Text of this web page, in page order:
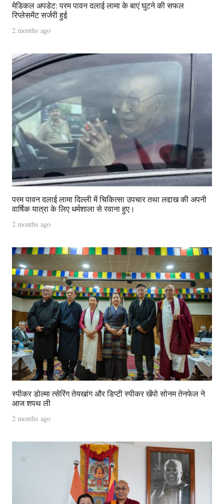
मेडिकल अपडेट: परम पावन दलाई लामा के बाएं घुटने की सफल
रिप्लेसमेंट सर्जरी हुई
2 months ago
परम पावन दलाई लामा दिल्ली में चिकित्सा उपचार तथा लद्दाख की अपनी
वार्षिक यात्रा के लिए धर्मशाला से रवाना हुए।
2 months ago
स्पीकर डोल्मा त्सेरिंग तेयखांग और डिप्टी स्पीकर खेंपो सोनम तेनफेल ने
आज शपथ ली
2 months ago